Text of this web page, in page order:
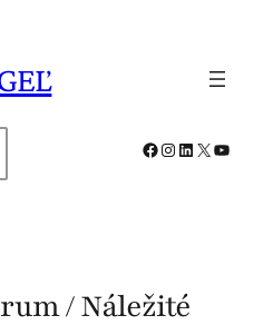
Facebook
Instagram
LinkedIn
X
/ Náležité